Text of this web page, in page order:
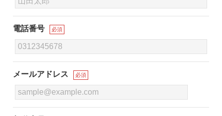
電話番号 必須
メールアドレス 必須